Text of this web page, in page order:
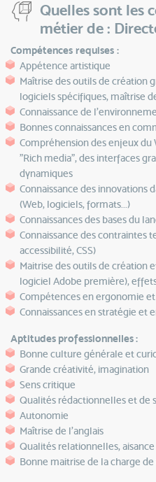
Quelles sont les
métier de :
Compétences requises :
Appétence artistique
Maîtrise des outils de création
logiciels spécifiques, maîtrise
Connaissance de
Bonnes connaissances en
Compréhension des enjeux du
"Rich media", des interfaces
dynamiques
Connaissance des innovations
(Web, logiciels, formats...)
Connaissances des bases du
Connaissance des contraintes
accessibilité, CSS)
Maitrise des outils de création
logiciel Adobe première),
Compétences en ergonomie
Connaissances en stratégie et
Aptitudes professionnelles :
Bonne culture générale et
Grande créativité, imagination
Sens critique
Qualités rédactionnelles et de
Autonomie
Maîtrise de l’anglais
Qualités relationnelles, aisance
Bonne maitrise de la charge